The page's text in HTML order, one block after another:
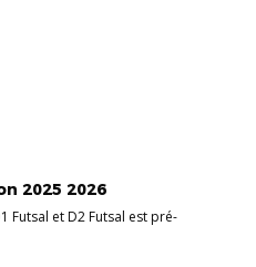
2025 2026
Futsal et D2 Futsal est pré-